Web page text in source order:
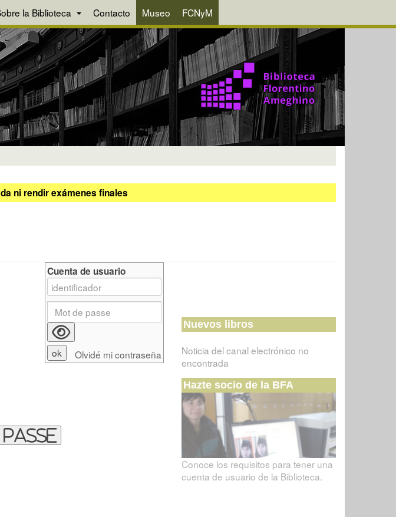
la Biblioteca Contacto Museo FCNyM
ni rendir exámenes finales
Cuenta de usuario
Olvidé mi contraseña
Nuevos libros
Noticia del canal electrónico no
encontrada
Hazte socio de la BFA
Conoce los requisitos para tener una
cuenta de usuario de la Biblioteca.